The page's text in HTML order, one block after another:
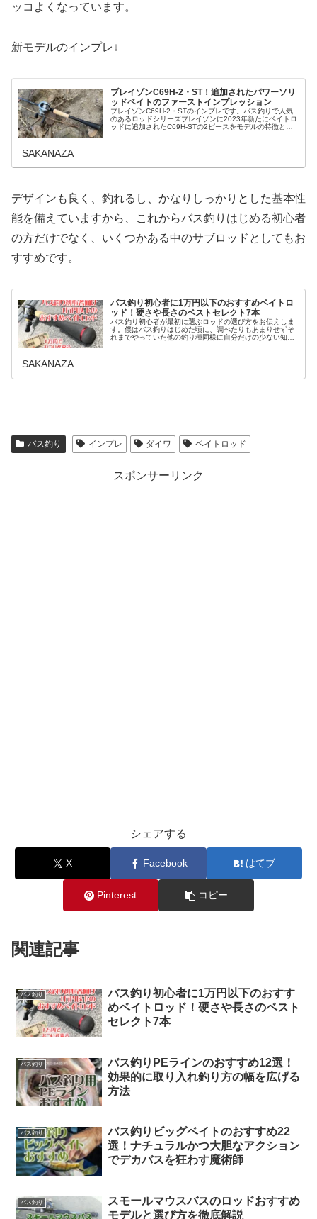
ッコよくなっています。
新モデルのインプレ↓
ブレイゾンC69H-2・ST！追加されたパワーソリ
ッドベイトのファーストインプレッション
ブレイゾンC69H-2・STのインプレです。バス釣りで人気
のあるロッドシリーズブレイゾンに2023年新たにベイトロ
ッドに追加されたC69H-STの2ピースをモデルの特徴と実
SAKANAZA
デザインも良く、釣れるし、かなりしっかりとした基本性
能を備えていますから、これからバス釣りはじめる初心者
の方だけでなく、いくつかある中のサブロッドとしてもお
すすめです。
バス釣り初心者に1万円以下のおすすめベイトロ
ッド！硬さや長さのベストセレクト7本
バス釣り初心者が最初に選ぶロッドの選び方をお伝えしま
す。僕はバス釣りはじめた頃に、調べたりもあまりせずそ
れまでやっていた他の釣り種同様に自分だけの少ない知識
SAKANAZA
バス釣り インプレ ダイワ ベイトロッド
スポンサーリンク
シェアする
X Facebook はてブ
Pinterest コピー
関連記事
バス釣り
バス釣り初心者に1万円以下のおすす
めベイトロッド！硬さや長さのベスト
セレクト7本
バス釣り
バス釣りPEラインのおすすめ12選！
効果的に取り入れ釣り方の幅を広げる
方法
バス釣り
バス釣りビッグベイトのおすすめ22
選！ナチュラルかつ大胆なアクション
でデカバスを狂わす魔術師
バス釣り
スモールマウスバスのロッドおすすめ
モデルと選び方を徹底解説